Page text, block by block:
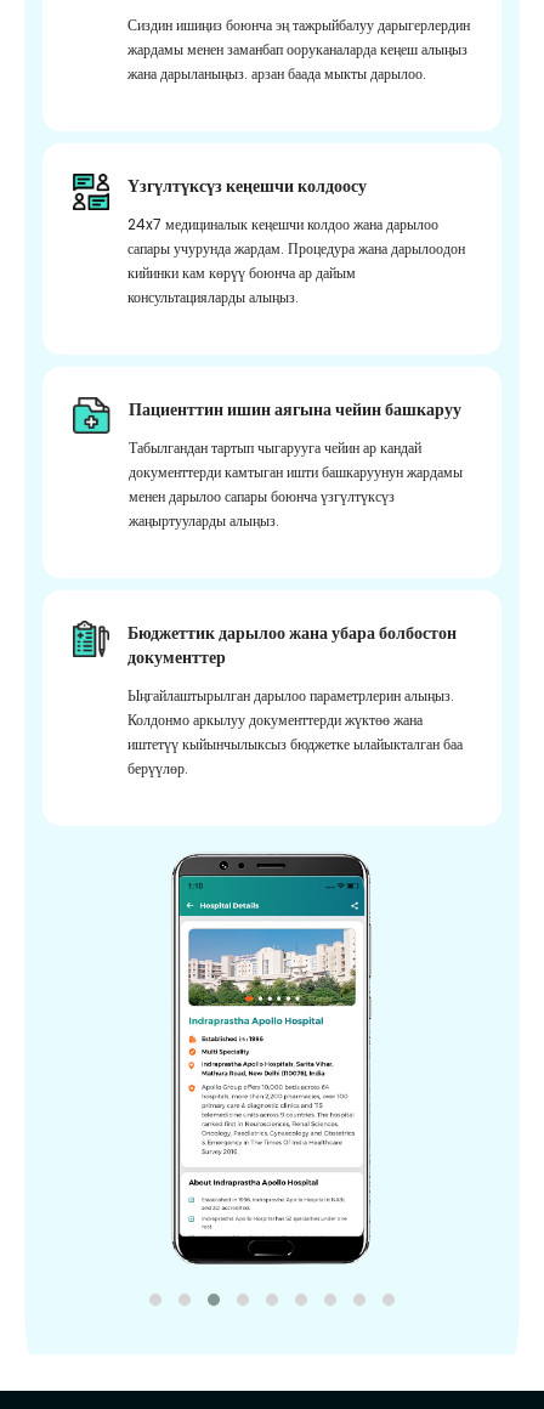
Сиздин ишиңиз боюнча эң тажрыйбалуу дарыгерлердин
жардамы менен заманбап ооруканаларда кеңеш алыңыз
жана дарыланыңыз. арзан баада мыкты дарылоо.
Үзгүлтүксүз кеңешчи колдоосу
24x7 медициналык кеңешчи колдоо жана дарылоо
сапары учурунда жардам. Процедура жана дарылоодон
кийинки кам көрүү боюнча ар дайым
консультацияларды алыңыз.
Пациенттин ишин аягына чейин башкаруу
Табылгандан тартып чыгарууга чейин ар кандай
документтерди камтыган ишти башкаруунун жардамы
менен дарылоо сапары боюнча үзгүлтүксүз
жаңыртууларды алыңыз.
Бюджеттик дарылоо жана убара болбостон
документтер
Ыңгайлаштырылган дарылоо параметрлерин алыңыз.
Колдонмо аркылуу документтерди жүктөө жана
иштетүү кыйынчылыксыз бюджетке ылайыкталган баа
берүүлөр.